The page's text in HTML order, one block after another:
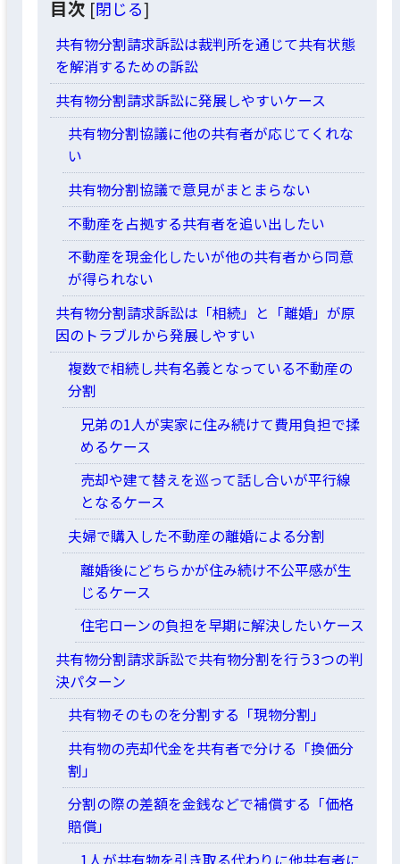
目次 [閉じる]
共有物分割請求訴訟は裁判所を通じて共有状態
を解消するための訴訟
共有物分割請求訴訟に発展しやすいケース
共有物分割協議に他の共有者が応じてくれな
い
共有物分割協議で意見がまとまらない
不動産を占拠する共有者を追い出したい
不動産を現金化したいが他の共有者から同意
が得られない
共有物分割請求訴訟は「相続」と「離婚」が原
因のトラブルから発展しやすい
複数で相続し共有名義となっている不動産の
分割
兄弟の1人が実家に住み続けて費用負担で揉
めるケース
売却や建て替えを巡って話し合いが平行線
となるケース
夫婦で購入した不動産の離婚による分割
離婚後にどちらかが住み続け不公平感が生
じるケース
住宅ローンの負担を早期に解決したいケース
共有物分割請求訴訟で共有物分割を行う3つの判
決パターン
共有物そのものを分割する「現物分割」
共有物の売却代金を共有者で分ける「換価分
割」
分割の際の差額を金銭などで補償する「価格
賠償」
1人が共有物を引き取る代わりに他共有者に